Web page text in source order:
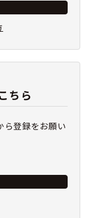
ちら
ら登録をお願い